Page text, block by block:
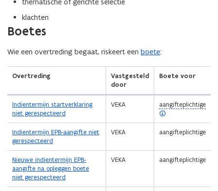
t
klachten
Boetes
Wie een overtreding begaat, riskeert een boete:
Overtreding
Vastgesteld
door
Boete voor
Indientermijn startverklaring
niet gerespecteerd
VEKA aangifteplichtige
(
o
p
e
Indientermijn EPB-aangifte niet
gerespecteerd
VEKA aangifteplichtige
Nieuwe indientermijn EPB-
aangifte na opleggen boete
niet gerespecteerd
VEKA aangifteplichtige